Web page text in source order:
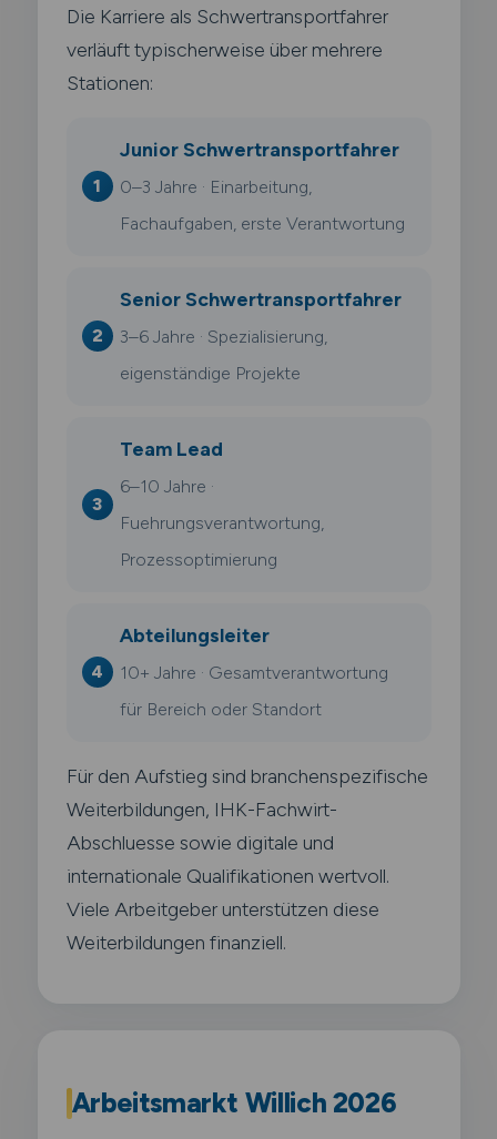
Die Karriere als Schwertransportfahrer
verläuft typischerweise über mehrere
Stationen:
Junior Schwertransportfahrer
0–3 Jahre · Einarbeitung,
Fachaufgaben, erste Verantwortung
Senior Schwertransportfahrer
3–6 Jahre · Spezialisierung,
eigenständige Projekte
Team Lead
6–10 Jahre ·
Fuehrungsverantwortung,
Prozessoptimierung
Abteilungsleiter
10+ Jahre · Gesamtverantwortung
für Bereich oder Standort
Für den Aufstieg sind branchenspezifische
Weiterbildungen, IHK-Fachwirt-
Abschluesse sowie digitale und
internationale Qualifikationen wertvoll.
Viele Arbeitgeber unterstützen diese
Weiterbildungen finanziell.
Arbeitsmarkt Willich 2026